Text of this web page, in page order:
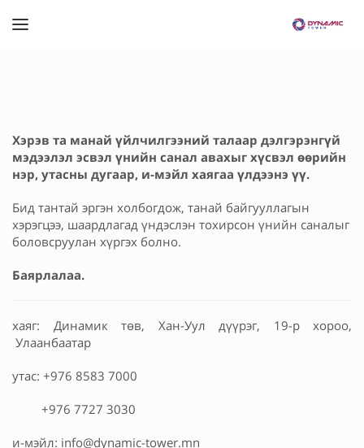
Хэрэв та манай үйлчилгээний талаар дэлгэрэнгүй
мэдээлэл эсвэл үнийн санал авахыг хүсвэл өөрийн
нэр, утасны дугаар, и-мэйл хаягаа үлдээнэ үү.
Бид тантай эргэн холбогдож, танай байгууллагын
хэрэгцээ, шаардлагад үндэслэн тохирсон үнийн саналыг
боловсруулан хүргэх болно.
Баярлалаа.
хаяг: Динамик төв, Хан-Уул дүүрэг, 19-р хороо,
Улаанбаатар
утас: +976 8583 7000
+976 7727 3030
и-мэйл: info@dynamic-tower.mn